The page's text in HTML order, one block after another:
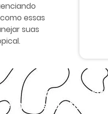
essas
suas
pesquisar
nossas tarifas.